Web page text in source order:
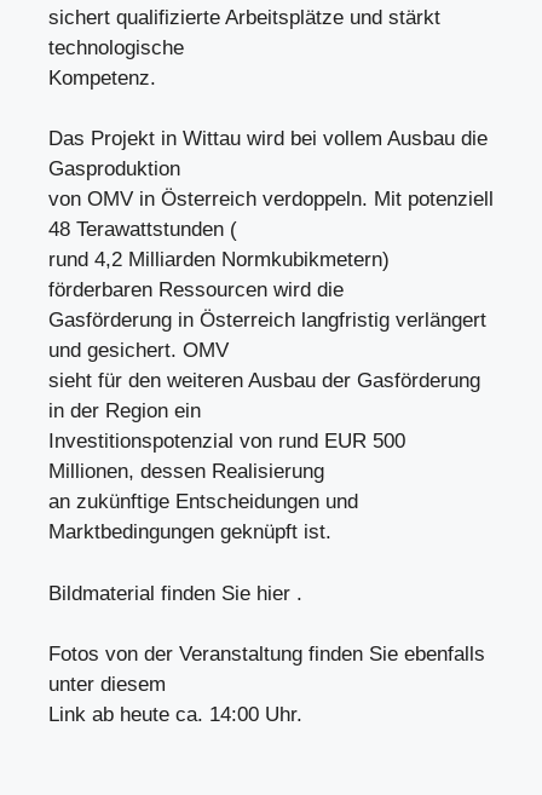
sichert qualifizierte Arbeitsplätze und stärkt
technologische
Kompetenz.
Das Projekt in Wittau wird bei vollem Ausbau die
Gasproduktion
von OMV in Österreich verdoppeln. Mit potenziell
48 Terawattstunden (
rund 4,2 Milliarden Normkubikmetern)
förderbaren Ressourcen wird die
Gasförderung in Österreich langfristig verlängert
und gesichert. OMV
sieht für den weiteren Ausbau der Gasförderung
in der Region ein
Investitionspotenzial von rund EUR 500
Millionen, dessen Realisierung
an zukünftige Entscheidungen und
Marktbedingungen geknüpft ist.
Bildmaterial finden Sie hier .
Fotos von der Veranstaltung finden Sie ebenfalls
unter diesem
Link ab heute ca. 14:00 Uhr.